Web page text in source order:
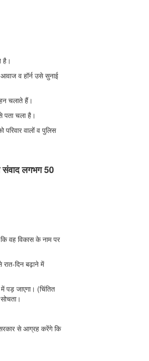
है।
व हॉर्न उसे सुनाई
चलाते हैं।
पता चला है।
वालों व पुलिस
संवाद लगभग 50
कि वह विकास के नाम पर
दिन बढ़ाने में
पड़ जाएगा। (चिंतित
से आग्रह करेंगे कि